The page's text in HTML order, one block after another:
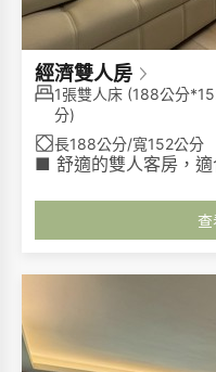
經濟雙人房
1張雙人床 (188公分
分)
長188公分/寬152公分
■ 舒適的雙人客房，適